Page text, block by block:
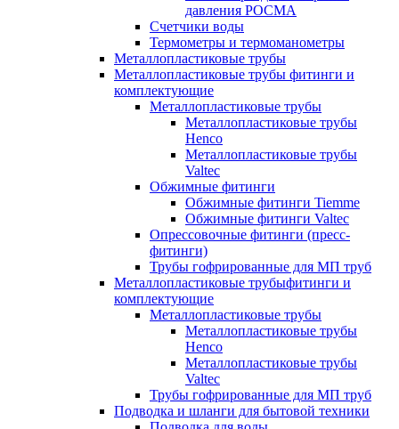
давления РОСМА
Счетчики воды
Термометры и термоманометры
Металлопластиковые трубы
Металлопластиковые трубы фитинги и
комплектующие
Металлопластиковые трубы
Металлопластиковые трубы
Henco
Металлопластиковые трубы
Valtec
Обжимные фитинги
Обжимные фитинги Tiemme
Обжимные фитинги Valtec
Опрессовочные фитинги (пресс-
фитинги)
Трубы гофрированные для МП труб
Металлопластиковые трубыфитинги и
комплектующие
Металлопластиковые трубы
Металлопластиковые трубы
Henco
Металлопластиковые трубы
Valtec
Трубы гофрированные для МП труб
Подводка и шланги для бытовой техники